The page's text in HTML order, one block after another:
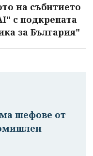
на събитието
с подкрепата
за България"
шефове от